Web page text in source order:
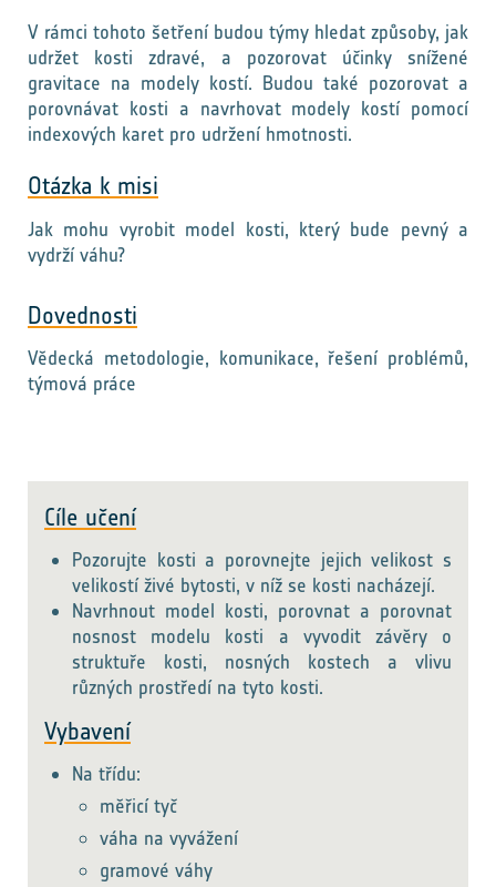
V rámci tohoto šetření budou týmy hledat způsoby, jak
udržet kosti zdravé, a pozorovat účinky snížené
gravitace na modely kostí. Budou také pozorovat a
porovnávat kosti a navrhovat modely kostí pomocí
indexových karet pro udržení hmotnosti.
Otázka k misi
Jak mohu vyrobit model kosti, který bude pevný a
vydrží váhu?
Dovednosti
Vědecká metodologie, komunikace, řešení problémů,
týmová práce
Cíle učení
Pozorujte kosti a porovnejte jejich velikost s
velikostí živé bytosti, v níž se kosti nacházejí.
Navrhnout model kosti, porovnat a porovnat
nosnost modelu kosti a vyvodit závěry o
struktuře kosti, nosných kostech a vlivu
různých prostředí na tyto kosti.
Vybavení
Na třídu:
měřicí tyč
váha na vyvážení
gramové váhy